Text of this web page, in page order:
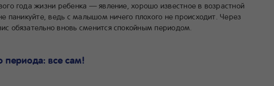
года жизни ребенка — явление, хорошо известное в возрастной
паникуйте, ведь с малышом ничего плохого не происходит. Через
обязательно вновь сменится спокойным периодом.
периода: все сам!